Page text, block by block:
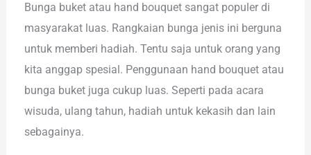
Bunga buket atau hand bouquet sangat populer di
masyarakat luas. Rangkaian bunga jenis ini berguna
untuk memberi hadiah. Tentu saja untuk orang yang
kita anggap spesial. Penggunaan hand bouquet atau
bunga buket juga cukup luas. Seperti pada acara
wisuda, ulang tahun, hadiah untuk kekasih dan lain
sebagainya.